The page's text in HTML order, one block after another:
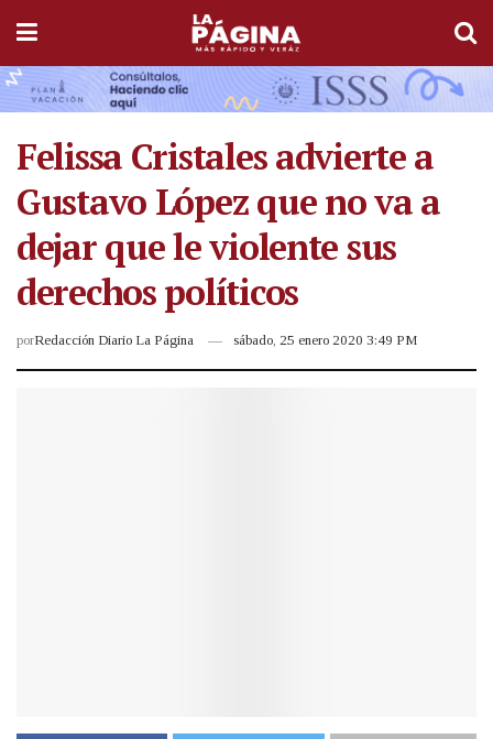
Felissa Cristales advierte a
Gustavo López que no va a
dejar que le violente sus
derechos políticos
porRedacción Diario La Página sábado, 25 enero 2020 3:49 PM